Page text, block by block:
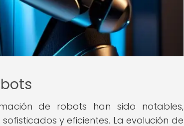
de robots han sido notables,
y eficientes. La evolución de